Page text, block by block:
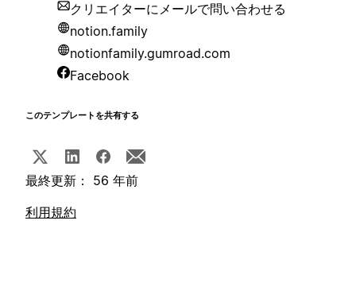
クリエイターにメールで問い合わせる
notion.family
notionfamily.gumroad.com
Facebook
このテンプレートを共有する
最終更新： 56 年前
利用規約